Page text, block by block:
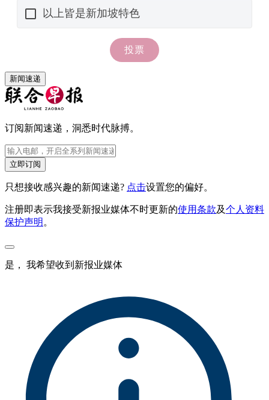
新闻速递
订阅新闻速递，洞悉时代脉搏。
立即订阅
只想接收感兴趣的新闻速递? 点击设置您的偏好。
注册即表示我接受新报业媒体不时更新的使用条款及个人资料
保护声明 。
是， 我希望收到新报业媒体